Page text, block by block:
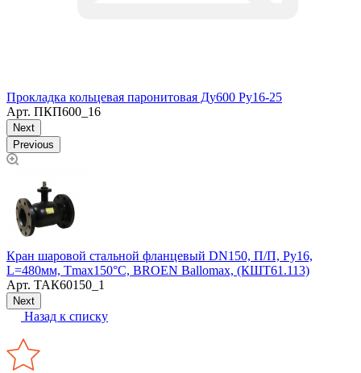
Прокладка кольцевая паронитовая Ду600 Ру16-25
Арт. ПКП600_16
Next
Previous
Кран шаровой стальной фланцевый DN150, П/П, Ру16,
L=480мм, Tmax150°С, BROEN Ballomax, (КШТ61.113)
Арт. ТАК60150_1
Next
Назад к списку